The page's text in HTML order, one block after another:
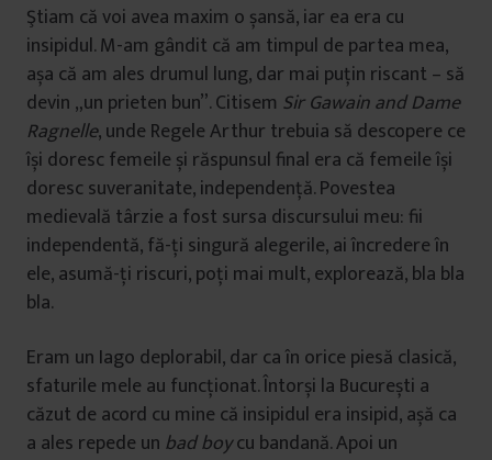
Ştiam că voi avea maxim o șansă, iar ea era cu
insipidul. M-am gândit că am timpul de partea mea,
așa că am ales drumul lung, dar mai puțin riscant – să
devin „un prieten bun”. Citisem Sir Gawain and Dame
Ragnelle, unde Regele Arthur trebuia să descopere ce
își doresc femeile și răspunsul final era că femeile își
doresc suveranitate, independență. Povestea
medievală târzie a fost sursa discursului meu: fii
independentă, fă-ți singură alegerile, ai încredere în
ele, asumă-ți riscuri, poți mai mult, explorează, bla bla
bla.
Eram un Iago deplorabil, dar ca în orice piesă clasică,
sfaturile mele au funcționat. Întorși la București a
căzut de acord cu mine că insipidul era insipid, așă ca
a ales repede un bad boycu bandană. Apoi un